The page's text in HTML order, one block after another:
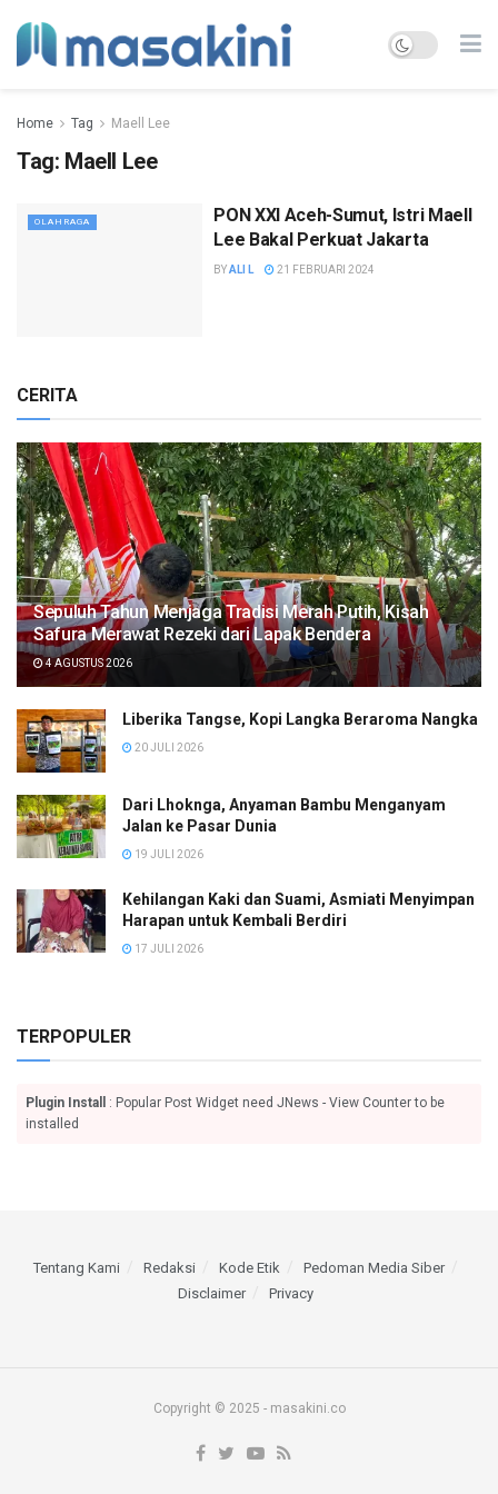
Home Tag Maell Lee
Tag: Maell Lee
OLAHRAGA
PON XXI Aceh-Sumut, Istri Maell
Lee Bakal Perkuat Jakarta
BYALI L 21 FEBRUARI 2024
CERITA
Sepuluh Tahun Menjaga Tradisi Merah Putih, Kisah
Safura Merawat Rezeki dari Lapak Bendera
4 AGUSTUS 2026
Liberika Tangse, Kopi Langka Beraroma Nangka
20 JULI 2026
Dari Lhoknga, Anyaman Bambu Menganyam
Jalan ke Pasar Dunia
19 JULI 2026
Kehilangan Kaki dan Suami, Asmiati Menyimpan
Harapan untuk Kembali Berdiri
17 JULI 2026
TERPOPULER
Plugin Install
: Popular Post Widget need JNews - View Counter to be
installed
Tentang Kami Redaksi Kode Etik
Pedoman Media Siber
Disclaimer
Privacy
Copyright © 2025 - masakini.co